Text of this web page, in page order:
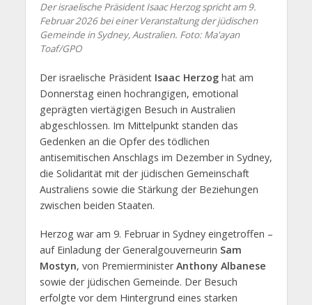
Der israelische Präsident Isaac Herzog spricht am 9.
Februar 2026 bei einer Veranstaltung der jüdischen
Gemeinde in Sydney, Australien. Foto: Ma'ayan
Toaf/GPO
Der israelische Präsident Isaac Herzoghat am
Donnerstag einen hochrangigen, emotional
geprägten viertägigen Besuch in Australien
abgeschlossen. Im Mittelpunkt standen das
Gedenken an die Opfer des tödlichen
antisemitischen Anschlags im Dezember in Sydney,
die Solidarität mit der jüdischen Gemeinschaft
Australiens sowie die Stärkung der Beziehungen
zwischen beiden Staaten.
Herzog war am 9. Februar in Sydney eingetroffen –
auf Einladung der Generalgouverneurin Sam
Mostyn, von PremierministerAnthony Albanese
sowie der jüdischen Gemeinde. Der Besuch
erfolgte vor dem Hintergrund eines starken